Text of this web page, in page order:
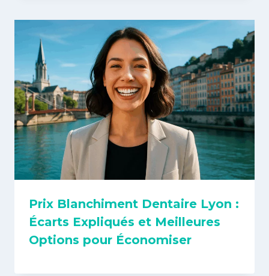
Prix Blanchiment Dentaire Lyon :
Écarts Expliqués et Meilleures
Options pour Économiser